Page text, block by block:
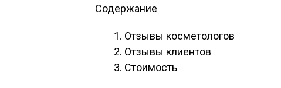
Содержание
Отзывы косметологов
Отзывы клиентов
Стоимость